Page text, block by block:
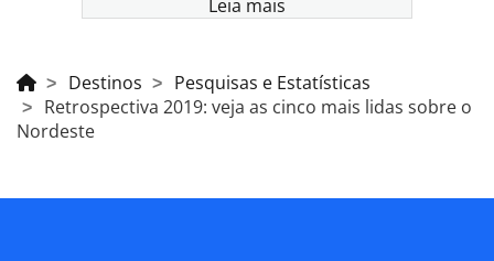
Leia mais
Destinos
Pesquisas e Estatísticas
Retrospectiva 2019: veja as cinco mais lidas sobre o
Nordeste